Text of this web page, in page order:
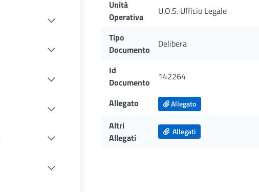
Unità
Operativa
U.O.S. Ufficio Legale
Tipo
Documento
Delibera
Id
Documento
142264
Allegato Allegato
Altri
Allegati
Allegati